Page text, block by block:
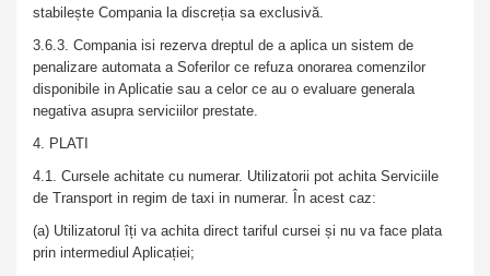
stabilește Compania la discreția sa exclusivă.
3.6.3. Compania isi rezerva dreptul de a aplica un sistem de
penalizare automata a Soferilor ce refuza onorarea comenzilor
disponibile in Aplicatie sau a celor ce au o evaluare generala
negativa asupra serviciilor prestate.
4. PLATI
4.1. Cursele achitate cu numerar. Utilizatorii pot achita Serviciile
de Transport in regim de taxi in numerar. În acest caz:
(a) Utilizatorul îți va achita direct tariful cursei și nu va face plata
prin intermediul Aplicației;